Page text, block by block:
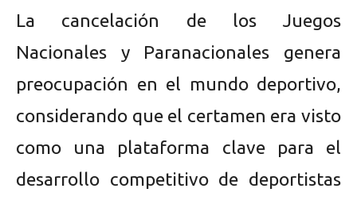
La cancelación de los Juegos
Nacionales y Paranacionales genera
preocupación en el mundo deportivo,
considerando que el certamen era visto
como una plataforma clave para el
desarrollo competitivo de deportistas